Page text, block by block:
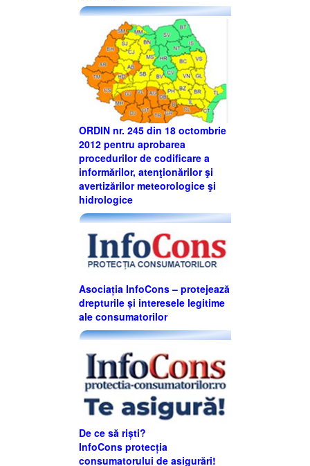
ORDIN nr. 245 din 18 octombrie
2012 pentru aprobarea
procedurilor de codificare a
informărilor, atenţionărilor şi
avertizărilor meteorologice şi
hidrologice
Asociația InfoCons – protejează
drepturile și interesele legitime
ale consumatorilor
De ce să riști?
InfoCons protecția
consumatorului de asigurări!